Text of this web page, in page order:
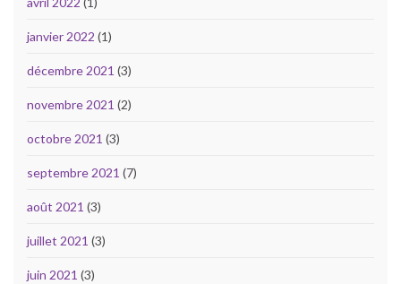
janvier 2022 (1)
décembre 2021 (3)
novembre 2021 (2)
octobre 2021 (3)
septembre 2021 (7)
août 2021 (3)
juillet 2021 (3)
juin 2021 (3)